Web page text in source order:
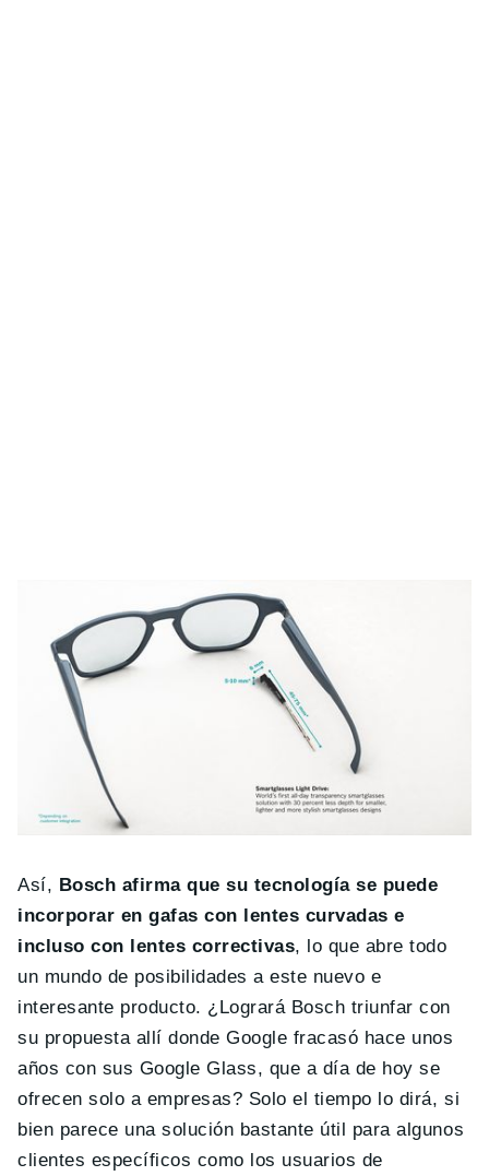
Así, Bosch afirma que su tecnología se puede
incorporar en gafas con lentes curvadas e
incluso con lentes correctivas, lo que abre todo
un mundo de posibilidades a este nuevo e
interesante producto. ¿Logrará Bosch triunfar con
su propuesta allí donde Google fracasó hace unos
años con sus Google Glass, que a día de hoy se
ofrecen solo a empresas? Solo el tiempo lo dirá, si
bien parece una solución bastante útil para algunos
clientes específicos como los usuarios de